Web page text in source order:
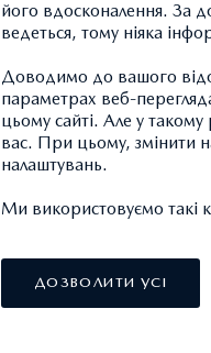
ПРОПОЗИЦІЇ
спеціальними
його вдосконалення. За
ведеться, тому ніяка
Доводимо до вашого
параметрах веб-
цьому сайті. Але у такому
вас. При цьому, змінити
налаштувань.
Ми використовуємо такі
ДОЗВОЛИТИ УСІ